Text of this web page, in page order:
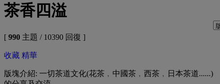
茶香四溢
[ 990 主題 / 10390 回復 ]
收藏 精華
版塊介紹: 一切茶道文化(花茶﹐中國茶﹐西茶﹐日本茶道......)